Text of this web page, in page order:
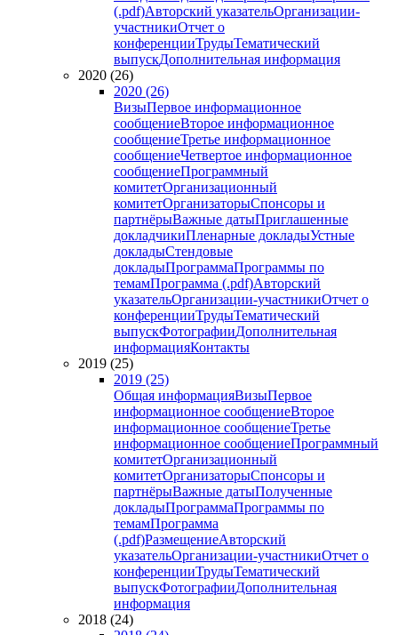
(.pdf)Авторский указательОрганизации-
участникиОтчет о
конференцииТрудыТематический
выпускДополнительная информация
2020 (26)
2020 (26)
ВизыПервое информационное
сообщениеВторое информационное
сообщениеТретье информационное
сообщениеЧетвертое информационное
сообщениеПрограммный
комитетОрганизационный
комитетОрганизаторыСпонсоры и
партнёрыВажные датыПриглашенные
докладчикиПленарные докладыУстные
докладыСтендовые
докладыПрограммаПрограммы по
темамПрограмма (.pdf)Авторский
указательОрганизации-участникиОтчет о
конференцииТрудыТематический
выпускФотографииДополнительная
информацияКонтакты
2019 (25)
2019 (25)
Общая информацияВизыПервое
информационное сообщениеВторое
информационное сообщениеТретье
информационное сообщениеПрограммный
комитетОрганизационный
комитетОрганизаторыСпонсоры и
партнёрыВажные датыПолученные
докладыПрограммаПрограммы по
темамПрограмма
(.pdf)РазмещениеАвторский
указательОрганизации-участникиОтчет о
конференцииТрудыТематический
выпускФотографииДополнительная
информация
2018 (24)